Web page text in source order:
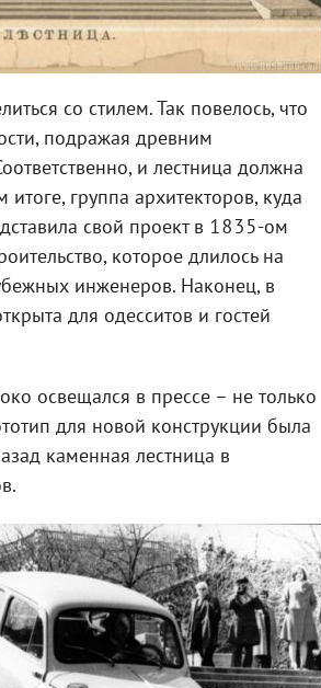
со стилем. Так повелось, что
подражая древним
и лестница должна
группа архитекторов, куда
свой проект в 1835-ом
которое длилось на
инженеров. Наконец, в
для одесситов и гостей
освещался в прессе – не только
для новой конструкции была
каменная лестница в